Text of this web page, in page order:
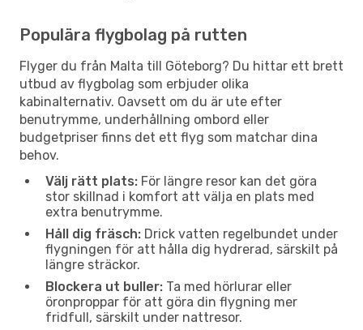
Populära flygbolag på rutten
Flyger du från Malta till Göteborg? Du hittar ett brett
utbud av flygbolag som erbjuder olika
kabinalternativ. Oavsett om du är ute efter
benutrymme, underhållning ombord eller
budgetpriser finns det ett flyg som matchar dina
behov.
Välj rätt plats: För längre resor kan det göra
stor skillnad i komfort att välja en plats med
extra benutrymme.
Håll dig fräsch: Drick vatten regelbundet under
flygningen för att hålla dig hydrerad, särskilt på
längre sträckor.
Blockera ut buller: Ta med hörlurar eller
öronproppar för att göra din flygning mer
fridfull, särskilt under nattresor.